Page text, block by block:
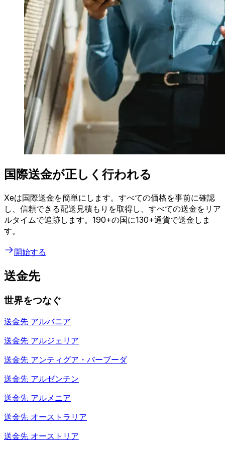
国際送金が正しく行われる
Xeは国際送金を簡単にします。すべての価格を事前に確認
し、信頼できる配送見積もりを取得し、すべての送金をリア
ルタイムで追跡します。190+の国に130+通貨で送金しま
す。
開始する
送金先
世界をつなぐ
送金先 アルバニア
送金先 アルジェリア
送金先 アンティグア・バーブーダ
送金先 アルゼンチン
送金先 アルメニア
送金先 オーストラリア
送金先 オーストリア